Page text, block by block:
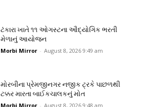
ટંકારા ખાતે ૧૧ ઓગસ્ટના ઔદ્યોગિક ભરતી
મેળાનું આયોજન
Morbi Mirror - August 8, 2026 9:49 am
મોરબીના પ્રેમજીનગર નજીક ટ્રકે પાછળથી
ટક્કર મારતા બાઈકચાલકનું મોત
Morbi Mirror - August 8, 2026 9:48 am